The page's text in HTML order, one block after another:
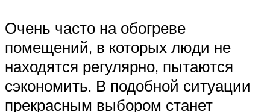
Очень часто на обогреве
помещений, в которых люди не
находятся регулярно, пытаются
сэкономить. В подобной ситуации
прекрасным выбором станет